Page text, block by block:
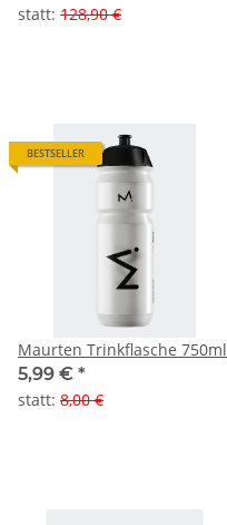
statt: 128,90 €
BESTSELLER
Maurten Trinkflasche 750ml
5,99 € *
statt: 8,00 €